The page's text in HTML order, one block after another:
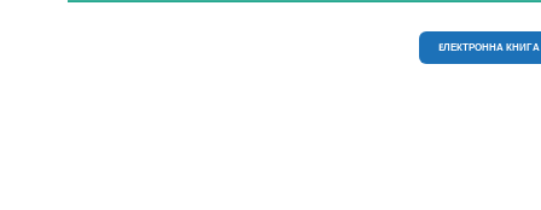
EЛЕКТРОННА КНИГА